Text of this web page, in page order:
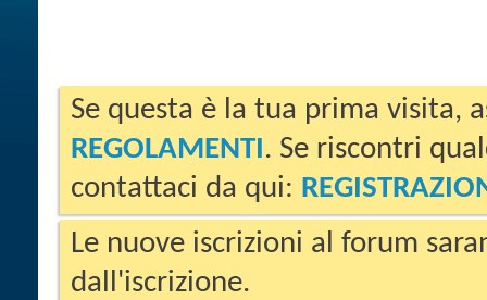
Se questa è la tua prima visita,
REGOLAMENTI. Se riscontri
contattaci da qui:
Le nuove iscrizioni al forum
dall'iscrizione.